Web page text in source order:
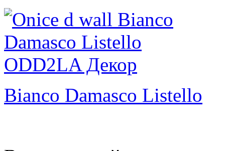
Bianco Damasco Listello